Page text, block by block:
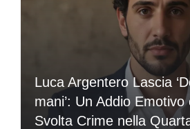
Luca Argentero Lascia
mani’: Un Addio
Svolta Crime nella